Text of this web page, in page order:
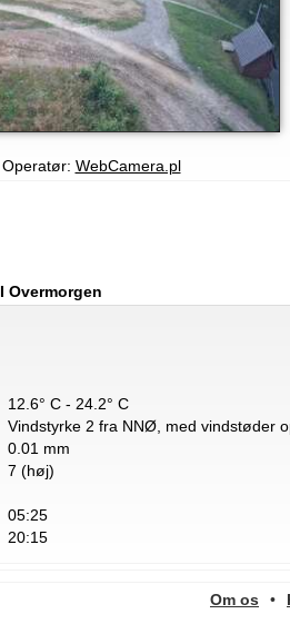
Operatør: WebCamera.pl
I Overmorgen
12.6° C - 24.2° C
Vindstyrke 2 fra NNØ, med vindstøder
0.01 mm
7 (høj)
05:25
20:15
Om os •